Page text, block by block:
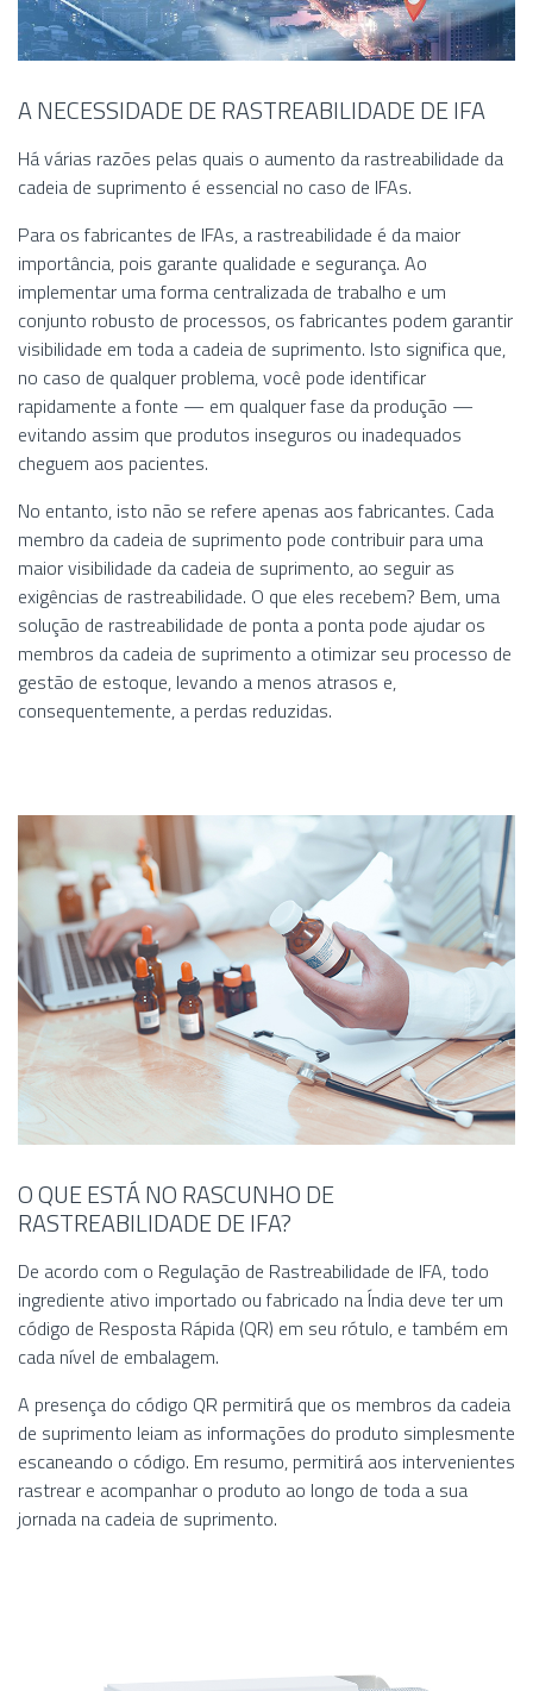
A NECESSIDADE DE RASTREABILIDADE DE IFA
Há várias razões pelas quais o aumento da rastreabilidade da
cadeia de suprimento é essencial no caso de IFAs.
Para os fabricantes de IFAs, a rastreabilidade é da maior
importância, pois garante qualidade e segurança. Ao
implementar uma forma centralizada de trabalho e um
conjunto robusto de processos, os fabricantes podem garantir
visibilidade em toda a cadeia de suprimento. Isto significa que,
no caso de qualquer problema, você pode identificar
rapidamente a fonte — em qualquer fase da produção —
evitando assim que produtos inseguros ou inadequados
cheguem aos pacientes.
No entanto, isto não se refere apenas aos fabricantes. Cada
membro da cadeia de suprimento pode contribuir para uma
maior visibilidade da cadeia de suprimento, ao seguir as
exigências de rastreabilidade. O que eles recebem? Bem, uma
solução de rastreabilidade de ponta a ponta pode ajudar os
membros da cadeia de suprimento a otimizar seu processo de
gestão de estoque, levando a menos atrasos e,
consequentemente, a perdas reduzidas.
O QUE ESTÁ NO RASCUNHO DE
RASTREABILIDADE DE IFA?
De acordo com o Regulação de Rastreabilidade de IFA, todo
ingrediente ativo importado ou fabricado na Índia deve ter um
código de Resposta Rápida (QR) em seu rótulo, e também em
cada nível de embalagem.
A presença do código QR permitirá que os membros da cadeia
de suprimento leiam as informações do produto simplesmente
escaneando o código. Em resumo, permitirá aos intervenientes
rastrear e acompanhar o produto ao longo de toda a sua
jornada na cadeia de suprimento.